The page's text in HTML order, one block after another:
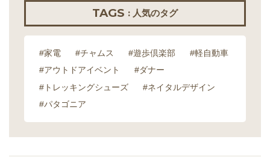
TAGS : 人気のタグ
#家電 #チャムス #遊歩倶楽部
#軽自動車
#アウトドアイベント
#ダナー
#トレッキングシューズ
#ネイタルデザイン
#パタゴニア